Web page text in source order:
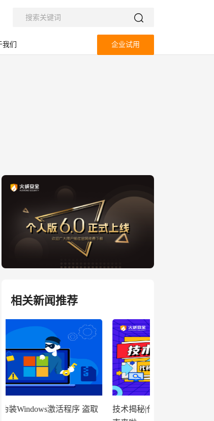
们 企业试用
相关新闻推荐
技术揭秘|代码追踪工具分享及应用指